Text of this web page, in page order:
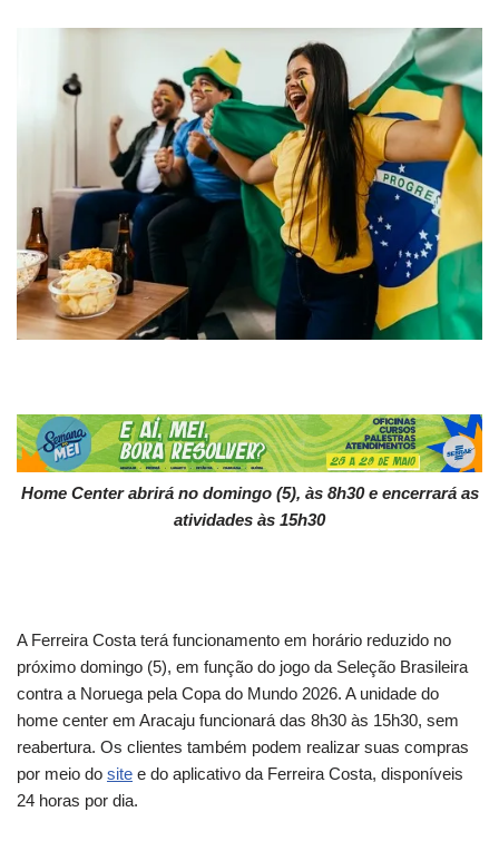
Home Center abrirá no domingo (5), às 8h30 e encerrará as
atividades às 15h30
A Ferreira Costa terá funcionamento em horário reduzido no
próximo domingo (5), em função do jogo da Seleção Brasileira
contra a Noruega pela Copa do Mundo 2026. A unidade do
home center em Aracaju funcionará das 8h30 às 15h30, sem
reabertura. Os clientes também podem realizar suas compras
por meio do site e do aplicativo da Ferreira Costa, disponíveis
24 horas por dia.